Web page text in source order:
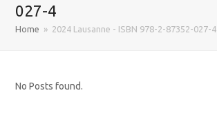
027-4
Home » 2024 Lausanne - ISBN 978-2-87352-027-4
No Posts found.